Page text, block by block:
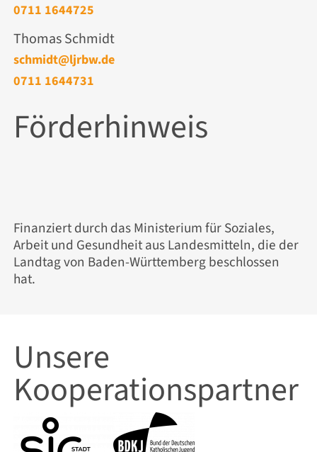
0711 1644725
Thomas Schmidt
schmidt@ljrbw.de
0711 1644731
Förderhinweis
Finanziert durch das Ministerium für Soziales,
Arbeit und Gesundheit aus Landesmitteln, die der
Landtag von Baden-Württemberg beschlossen
hat.
Unsere
Kooperations­partner